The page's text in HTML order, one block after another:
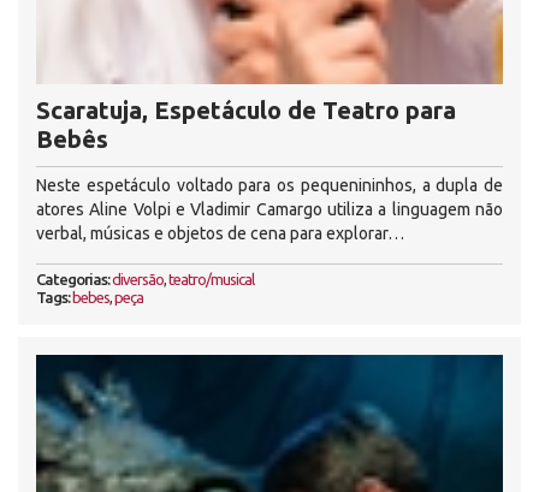
Scaratuja, Espetáculo de Teatro para
Bebês
Neste espetáculo voltado para os pequenininhos, a dupla de
atores Aline Volpi e Vladimir Camargo utiliza a linguagem não
verbal, músicas e objetos de cena para explorar…
Categorias:diversão,teatro/musical
Tags: bebes,peça